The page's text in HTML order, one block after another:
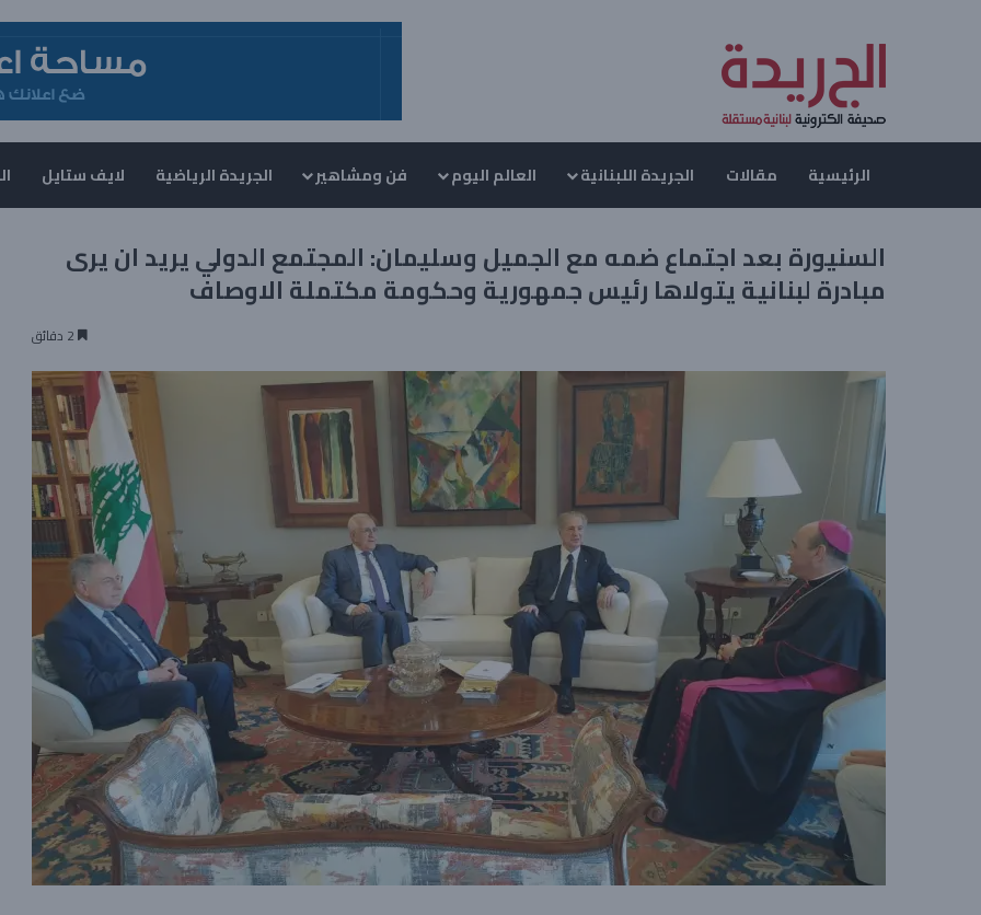
الرئيسية مقالات الجريدة اللبنانية العالم اليوم فن ومشاهير الجريدة الرياضية لايف ستايل
السنيورة بعد اجتماع ضمه مع الجميل وسليمان: المجتمع الدولي يريد ان يرى
مبادرة لبنانية يتولاها رئيس جمهورية وحكومة مكتملة الاوصاف